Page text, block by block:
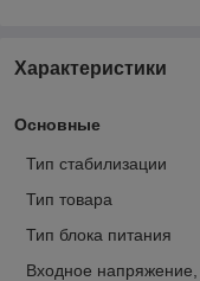
Характеристики
Основные
Тип стабилизации
Тип товара
Тип блoка питaния
Входное